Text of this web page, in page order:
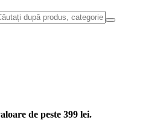
de peste 399 lei.